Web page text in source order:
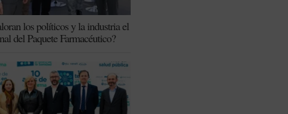
los políticos y la industria el
del Paquete Farmacéutico?